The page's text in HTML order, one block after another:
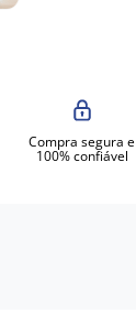
Compra segura e
100% confiável